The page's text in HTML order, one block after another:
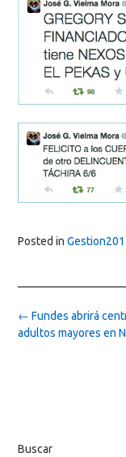
Posted in
Post
navigation
← Fundes abrirá
adultos mayores en
Buscar